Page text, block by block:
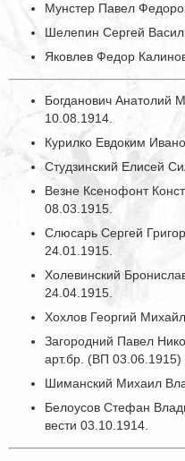
Мунстер Павел
Шелепин Сергей
Яковлев Федор
Богданович Анатолий
10.08.1914.
Курилко Евдоким
Студзинский Елисей
Везне Ксенофонт
08.03.1915.
Слюсарь Сергей
24.01.1915.
Холевинский
24.04.1915.
Хохлов Георгий
Загородний Павел
арт.бр. (ВП 03.06.1915)
Шиманский Михаил
Белоусов Стефан
вести 03.10.1914.